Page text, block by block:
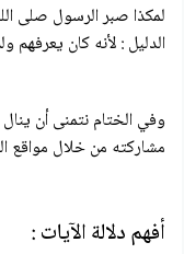
لمكذا صبر الرسول صلى
الدليل : لأنه كان يعرفهم
وفي الختام نتمنى أن
مشاركته من خلال مواقع
أفهم دلالة الآيات :